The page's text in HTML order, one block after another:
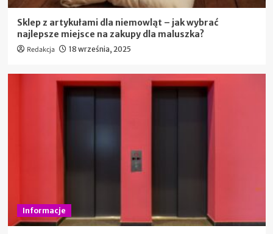
Sklep z artykułami dla niemowląt – jak wybrać
najlepsze miejsce na zakupy dla maluszka?
Redakcja 18 września, 2025
Informacje